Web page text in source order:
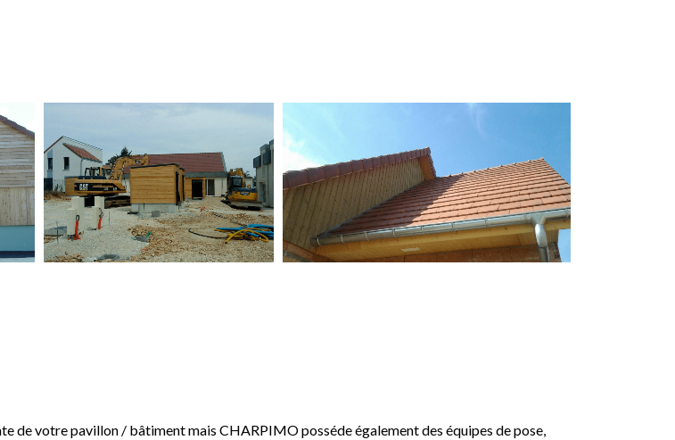
de votre pavillon / bâtiment mais CHARPIMO posséde également des équipes de pose,